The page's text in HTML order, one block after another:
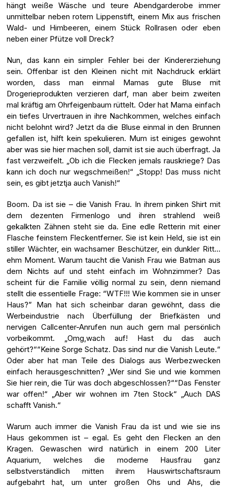
hängt weiße Wäsche und teure Abendgarderobe immer
unmittelbar neben rotem Lippenstift, einem Mix aus frischen
Wald- und Himbeeren, einem Stück Rollrasen oder eben
neben einer Pfütze voll Dreck?
Nun, das kann ein simpler Fehler bei der Kindererziehung
sein. Offenbar ist den Kleinen nicht mit Nachdruck erklärt
worden, dass man einmal Mamas gute Bluse mit
Drogerieprodukten verzieren darf, man aber beim zweiten
mal kräftig am Ohrfeigenbaum rüttelt. Oder hat Mama einfach
ein tiefes Urvertrauen in ihre Nachkommen, welches einfach
nicht belohnt wird? Jetzt da die Bluse einmal in den Brunnen
gefallen ist, hilft kein spekulieren. Mum ist einiges gewohnt
aber was sie hier machen soll, damit ist sie auch überfragt. Ja
fast verzweifelt. „Ob ich die Flecken jemals rauskriege? Das
kann ich doch nur wegschmeißen!“ „Stopp! Das muss nicht
sein, es gibt jetztja auch Vanish!“
Boom. Da ist sie – die Vanish Frau. In ihrem pinken Shirt mit
dem dezenten Firmenlogo und ihren strahlend weiß
gekalkten Zähnen steht sie da. Eine edle Retterin mit einer
Flasche feinstem Fleckentferner. Sie ist kein Held, sie ist ein
stiller Wächter, ein wachsamer Beschützer, ein dunkler Ritt…
ehm Moment. Warum taucht die Vanish Frau wie Batman aus
dem Nichts auf und steht einfach im Wohnzimmer? Das
scheint für die Familie völlig normal zu sein, denn niemand
stellt die essentielle Frage: “WTF!!! Wie kommen sie in unser
Haus?” Man hat sich scheinbar daran gewöhnt, dass die
Werbeindustrie nach Überfüllung der Briefkästen und
nervigen Callcenter-Anrufen nun auch gern mal persönlich
vorbeikommt. „Omg,wach auf! Hast du das auch
gehört?““Keine Sorge Schatz. Das sind nur die Vanish Leute.“
Oder aber hat man Teile des Dialogs aus Werbezwecken
einfach herausgeschnitten? „Wer sind Sie und wie kommen
Sie hier rein, die Tür was doch abgeschlossen?““Das Fenster
war offen!“ „Aber wir wohnen im 7ten Stock“ „Auch DAS
schafft Vanish.“
Warum auch immer die Vanish Frau da ist und wie sie ins
Haus gekommen ist – egal. Es geht den Flecken an den
Kragen. Gewaschen wird natürlich in einem 200 Liter
Aquarium, welches die moderne Hausfrau ganz
selbstverständlich mitten ihrem Hauswirtschaftsraum
aufgebahrt hat, um unter großen Ohs und Ahs, die